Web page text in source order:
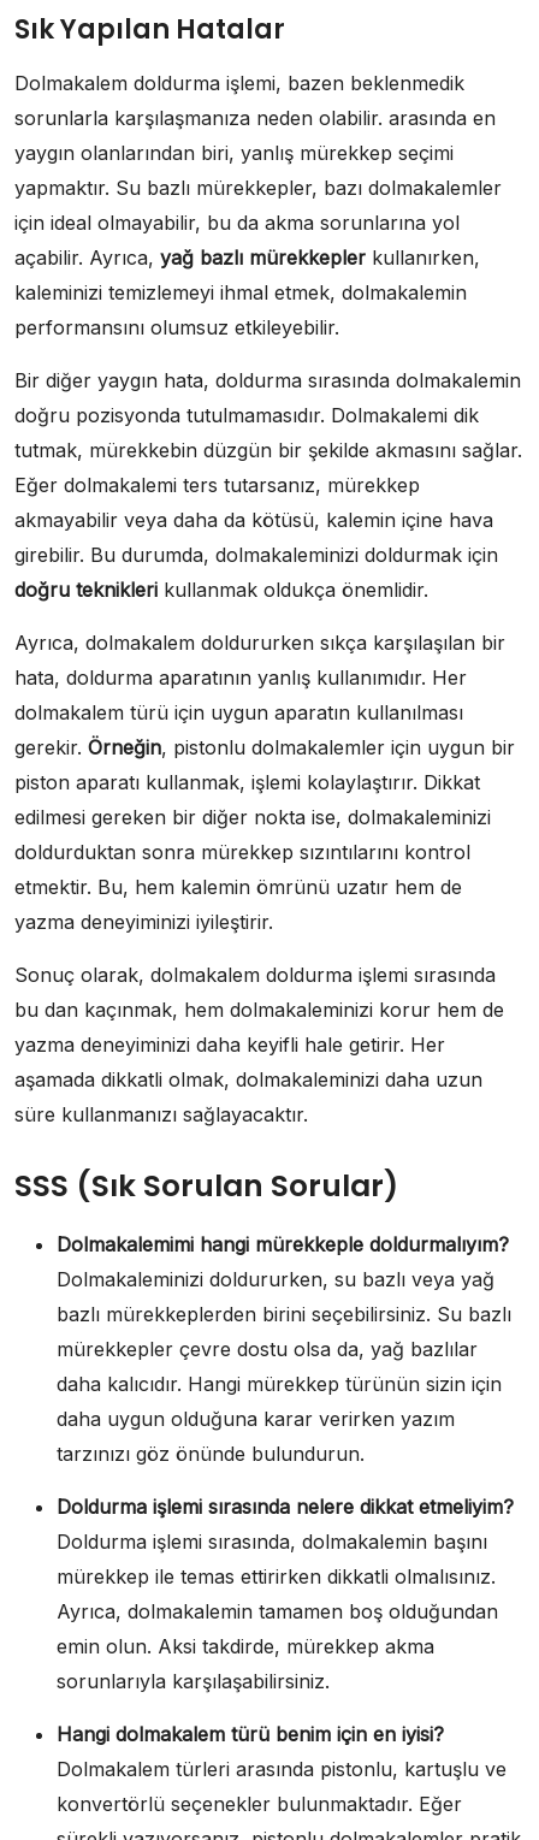
Sık Yapılan Hatalar
Dolmakalem doldurma işlemi, bazen beklenmedik
sorunlarla karşılaşmanıza neden olabilir. arasında en
yaygın olanlarından biri, yanlış mürekkep seçimi
yapmaktır. Su bazlı mürekkepler, bazı dolmakalemler
için ideal olmayabilir, bu da akma sorunlarına yol
açabilir. Ayrıca, yağ bazlı mürekkepler kullanırken,
kaleminizi temizlemeyi ihmal etmek, dolmakalemin
performansını olumsuz etkileyebilir.
Bir diğer yaygın hata, doldurma sırasında dolmakalemin
doğru pozisyonda tutulmamasıdır. Dolmakalemi dik
tutmak, mürekkebin düzgün bir şekilde akmasını sağlar.
Eğer dolmakalemi ters tutarsanız, mürekkep
akmayabilir veya daha da kötüsü, kalemin içine hava
girebilir. Bu durumda, dolmakaleminizi doldurmak için
doğru teknikleri kullanmak oldukça önemlidir.
Ayrıca, dolmakalem doldururken sıkça karşılaşılan bir
hata, doldurma aparatının yanlış kullanımıdır. Her
dolmakalem türü için uygun aparatın kullanılması
gerekir. Örneğin, pistonlu dolmakalemler için uygun bir
piston aparatı kullanmak, işlemi kolaylaştırır. Dikkat
edilmesi gereken bir diğer nokta ise, dolmakaleminizi
doldurduktan sonra mürekkep sızıntılarını kontrol
etmektir. Bu, hem kalemin ömrünü uzatır hem de
yazma deneyiminizi iyileştirir.
Sonuç olarak, dolmakalem doldurma işlemi sırasında
bu dan kaçınmak, hem dolmakaleminizi korur hem de
yazma deneyiminizi daha keyifli hale getirir. Her
aşamada dikkatli olmak, dolmakaleminizi daha uzun
süre kullanmanızı sağlayacaktır.
SSS (Sık Sorulan Sorular)
Dolmakalemimi hangi mürekkeple doldurmalıyım?
Dolmakaleminizi doldururken, su bazlı veya yağ
bazlı mürekkeplerden birini seçebilirsiniz. Su bazlı
mürekkepler çevre dostu olsa da, yağ bazlılar
daha kalıcıdır. Hangi mürekkep türünün sizin için
daha uygun olduğuna karar verirken yazım
tarzınızı göz önünde bulundurun.
Doldurma işlemi sırasında nelere dikkat etmeliyim?
Doldurma işlemi sırasında, dolmakalemin başını
mürekkep ile temas ettirirken dikkatli olmalısınız.
Ayrıca, dolmakalemin tamamen boş olduğundan
emin olun. Aksi takdirde, mürekkep akma
sorunlarıyla karşılaşabilirsiniz.
Hangi dolmakalem türü benim için en iyisi?
Dolmakalem türleri arasında pistonlu, kartuşlu ve
konvertörlü seçenekler bulunmaktadır. Eğer